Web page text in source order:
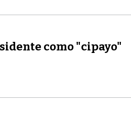
como "cipayo"